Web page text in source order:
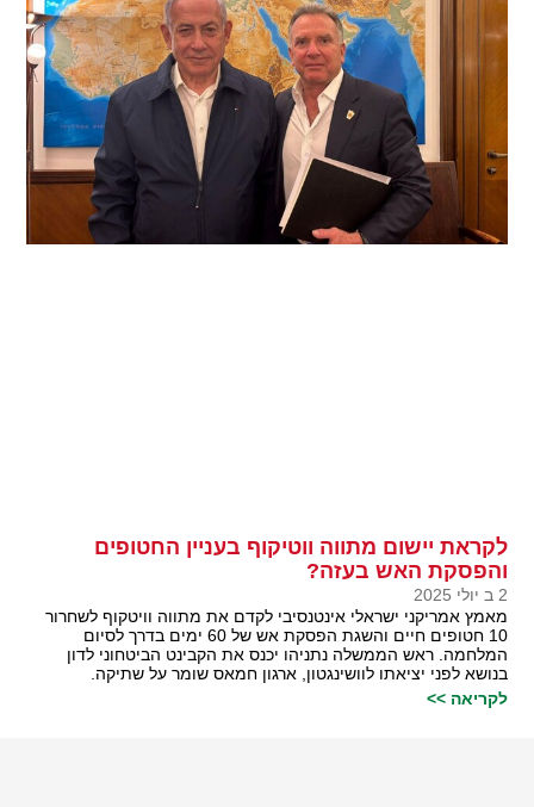
לקראת יישום מתווה ווטיקוף בעניין החטופים
והפסקת האש בעזה?
2 ב יולי 2025
מאמץ אמריקני ישראלי אינטנסיבי לקדם את מתווה וויטקוף לשחרור
10 חטופים חיים והשגת הפסקת אש של 60 ימים בדרך לסיום
המלחמה. ראש הממשלה נתניהו יכנס את הקבינט הביטחוני לדון
בנושא לפני יציאתו לוושינגטון, ארגון חמאס שומר על שתיקה.
לקריאה >>